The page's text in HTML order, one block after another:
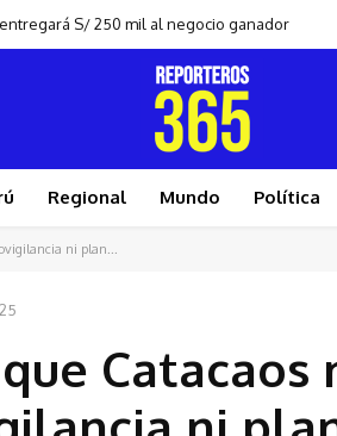
S/ 250 mil al negocio ganador
Regional Mundo Política
ni plan...
Catacaos